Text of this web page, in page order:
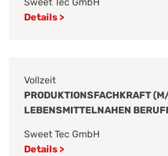
Details >
Vollzeit
PRODUKTIONSFACHKRAFT
LEBENSMITTELNAHEN
Sweet Tec GmbH
Details >